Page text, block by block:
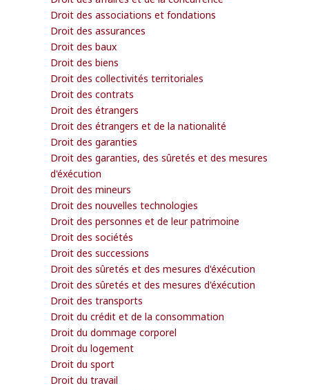
Droit des associations et fondations
Droit des assurances
Droit des baux
Droit des biens
Droit des collectivités territoriales
Droit des contrats
Droit des étrangers
Droit des étrangers et de la nationalité
Droit des garanties
Droit des garanties, des sûretés et des mesures
d'éxécution
Droit des mineurs
Droit des nouvelles technologies
Droit des personnes et de leur patrimoine
Droit des sociétés
Droit des successions
Droit des sûretés et des mesures d'éxécution
Droit des sûretés et des mesures d'éxécution
Droit des transports
Droit du crédit et de la consommation
Droit du dommage corporel
Droit du logement
Droit du sport
Droit du travail